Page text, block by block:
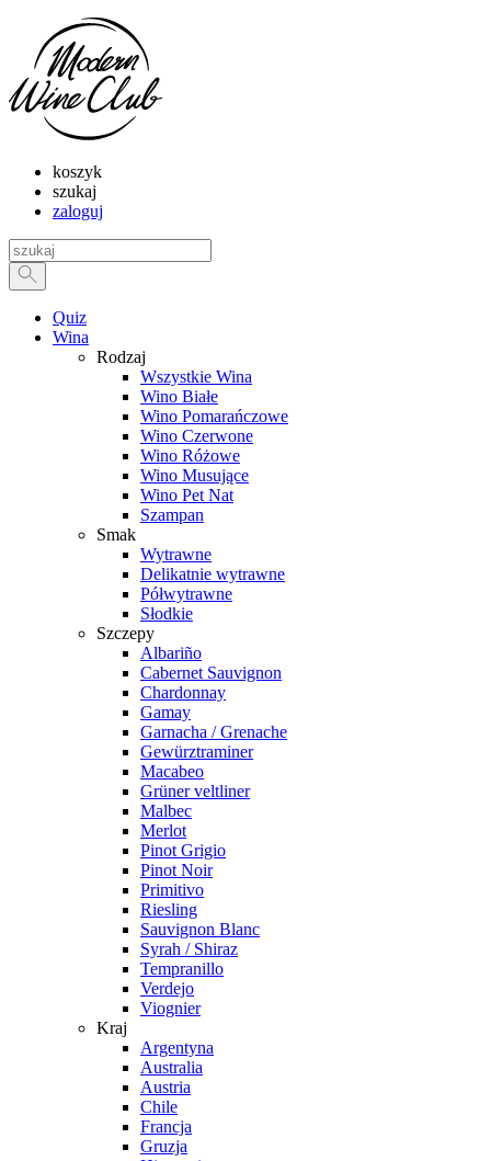
koszyk
szukaj
zaloguj
Quiz
Wina
Rodzaj
Wszystkie Wina
Wino Białe
Wino Pomarańczowe
Wino Czerwone
Wino Różowe
Wino Musujące
Wino Pet Nat
Szampan
Smak
Wytrawne
Delikatnie wytrawne
Półwytrawne
Słodkie
Szczepy
Albariño
Cabernet Sauvignon
Chardonnay
Gamay
Garnacha / Grenache
Gewürztraminer
Macabeo
Grüner veltliner
Malbec
Merlot
Pinot Grigio
Pinot Noir
Primitivo
Riesling
Sauvignon Blanc
Syrah / Shiraz
Tempranillo
Verdejo
Viognier
Kraj
Argentyna
Australia
Austria
Chile
Francja
Gruzja